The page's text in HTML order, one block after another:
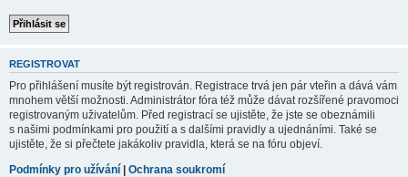
REGISTROVAT
Pro přihlášení musíte být registrován. Registrace trvá jen pár vteřin a dává vám
mnohem větší možnosti. Administrátor fóra též může dávat rozšířené pravomoci
registrovaným uživatelům. Před registrací se ujistěte, že jste se obeznámili
s našimi podmínkami pro použití a s dalšími pravidly a ujednáními. Také se
ujistěte, že si přečtete jakákoliv pravidla, která se na fóru objeví.
Podmínky pro užívání | Ochrana soukromí